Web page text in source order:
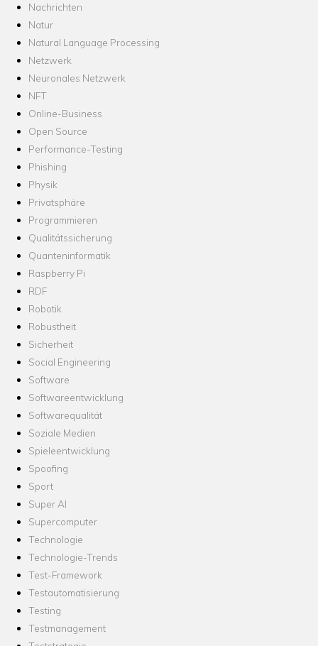
Nachrichten
Natur
Natural Language Processing
Netzwerk
Neuronales Netzwerk
NFT
Online-Business
Open Source
Performance-Testing
Phishing
Physik
Privatsphäre
Programmieren
Qualitätssicherung
Quanteninformatik
Raspberry Pi
RDF
Robotik
Robustheit
Sicherheit
Social Engineering
Software
Softwareentwicklung
Softwarequalität
Soziale Medien
Spieleentwicklung
Spoofing
Sport
Super AI
Supercomputer
Technologie
Technologie-Trends
Test-Framework
Testautomatisierung
Testing
Testmanagement